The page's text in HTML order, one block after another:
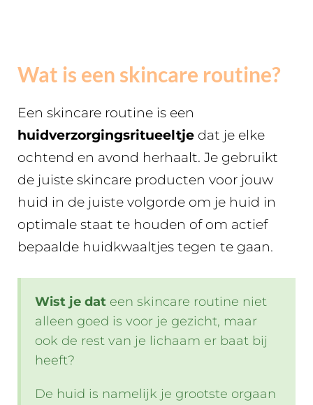
Wat is een skincare routine?
Een skincare routine is een
huidverzorgingsritueeltje dat je elke
ochtend en avond herhaalt. Je gebruikt
de juiste skincare producten voor jouw
huid in de juiste volgorde om je huid in
optimale staat te houden of om actief
bepaalde huidkwaaltjes tegen te gaan.
Wist je dat een skincare routine niet
alleen goed is voor je gezicht, maar
ook de rest van je lichaam er baat bij
heeft?
De huid is namelijk je grootste orgaan